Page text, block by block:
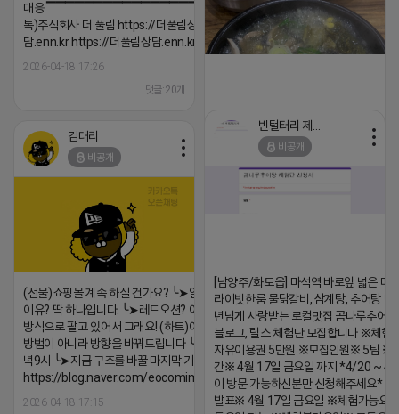
대응 ▔▔▔▔▔▔▔▔▔▔▔▔▔▔▔▔▔▔ (카
톡)주식회사 더 풀림 https://더풀림상
담.enn.kr https://더풀림상담.enn.kr
2026-04-18 17:26
댓글:20개
비공개
[남양주/화도읍] 마석역 바로앞 넓은 매
라이빗한룸 물닭갈비, 삼계탕, 추어탕 맛
년넘게 사랑받는 로컬맛집 곰나루추어
블로그, 릴스 체험단 모집합니다 ※체험
자유이용권 5만원 ※모집인원※ 5팀 ※
간※ 4월 17일 금요일 까지 *4/20 ~ 4/
이 방문 가능하신분만 신청해주세요* ※
발표※ 4월 17일 금요일 ※체험가능요
김대리
비공개
(선물)쇼핑몰 계속 하실 건가요? ╰➤열심히 해도 안되는
이유? 딱 하나입니다. ╰➤레드오션? 아니요! ╰➤모두 같은
방식으로 팔고 있어서 그래요! (하트)이번엔 다릅니다. ╰➤
방법이 아니라 방향을 바꿔드립니다 ╰➤4월 21일(화) 저
녁9시 ╰➤지금 구조를 바꿀 마지막 기회
https://blog.naver.com/eocomim/224250518436
2026-04-18 17:15